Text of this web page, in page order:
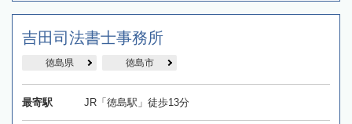
吉田司法書士事務所
徳島県 徳島市
最寄駅 JR「徳島駅」徒歩13分